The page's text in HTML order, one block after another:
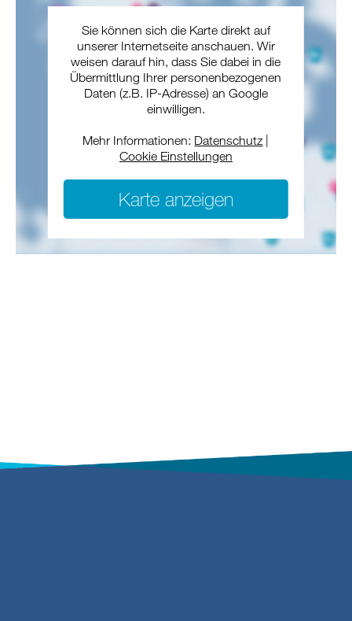
Sie können sich die Karte direkt auf
unserer Internetseite anschauen. Wir
weisen darauf hin, dass Sie dabei in die
Übermittlung Ihrer personenbezogenen
Daten (z.B. IP-Adresse) an Google
einwilligen.
Mehr Informationen: Datenschutz
Cookie Einstellungen
Karte anzeigen